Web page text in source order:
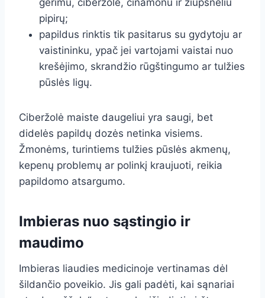
gėrimu, ciberžole, cinamonu ir žiupsneliu
pipirų;
papildus rinktis tik pasitarus su gydytoju ar
vaistininku, ypač jei vartojami vaistai nuo
krešėjimo, skrandžio rūgštingumo ar tulžies
pūslės ligų.
Ciberžolė maiste daugeliui yra saugi, bet
didelės papildų dozės netinka visiems.
Žmonėms, turintiems tulžies pūslės akmenų,
kepenų problemų ar polinkį kraujuoti, reikia
papildomo atsargumo.
Imbieras nuo sąstingio ir
maudimo
Imbieras liaudies medicinoje vertinamas dėl
šildančio poveikio. Jis gali padėti, kai sąnariai